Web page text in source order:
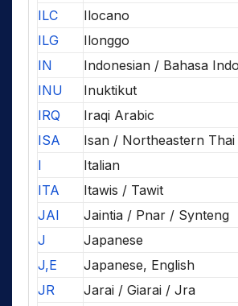
ILC
Ilocano
ILG
Ilonggo
IN
Indonesian / Bahasa
INU
Inuktikut
IRQ
Iraqi Arabic
ISA
Isan / Northeastern Thai
I
Italian
ITA
Itawis / Tawit
JAI
Jaintia / Pnar / Synteng
J
Japanese
J,E
Japanese, English
JR
Jarai / Giarai / Jra